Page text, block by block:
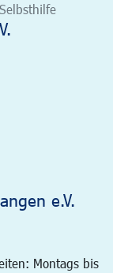
e.V.
Montags bis